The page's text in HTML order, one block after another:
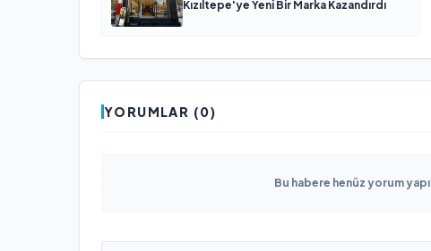
Kızıltepe'ye Yeni Bir Marka Kazandırdı
YORUMLAR (0)
Bu habere henüz yorum